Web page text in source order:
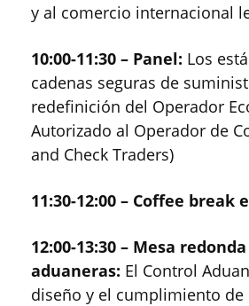
y al comercio internacional
10:00-11:30 – Panel: Los
cadenas seguras de
redefinición del Operador
Autorizado al Operador de
and Check Traders)
11:30-12:00 – Coffee break
12:00-13:30 – Mesa
aduaneras: El Control
diseño y el cumplimiento de